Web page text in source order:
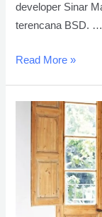
developer Sinar
terencana BSD. …
Rumah
Dekat
Vanya
Park
Read More »